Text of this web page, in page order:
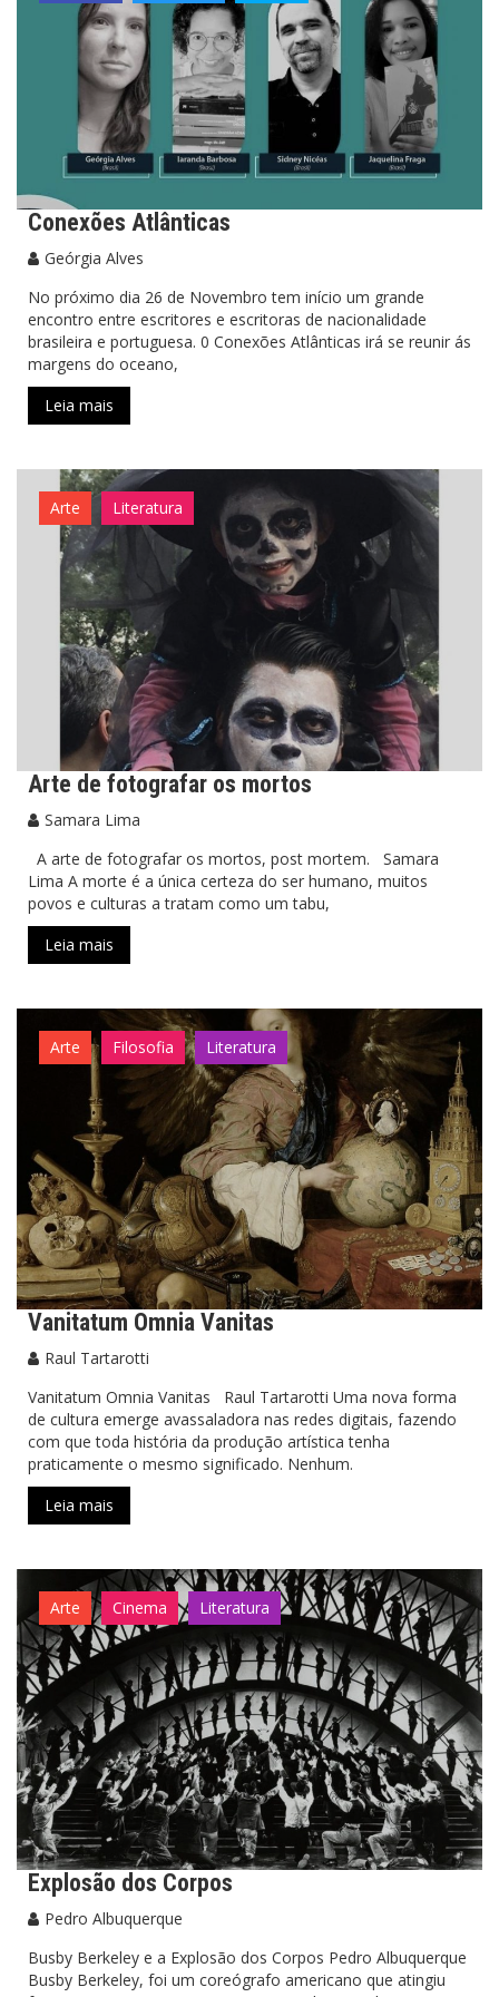
Conexões Atlânticas
Geórgia Alves
No próximo dia 26 de Novembro tem início um grande
encontro entre escritores e escritoras de nacionalidade
brasileira e portuguesa. 0 Conexões Atlânticas irá se reunir ás
margens do oceano,
Leia mais
Arte Literatura
Arte de fotografar os mortos
Samara Lima
A arte de fotografar os mortos, post mortem. Samara
Lima A morte é a única certeza do ser humano, muitos
povos e culturas a tratam como um tabu,
Leia mais
Arte Filosofia Literatura
Vanitatum Omnia Vanitas
Raul Tartarotti
Vanitatum Omnia Vanitas Raul Tartarotti Uma nova forma
de cultura emerge avassaladora nas redes digitais, fazendo
com que toda história da produção artística tenha
praticamente o mesmo significado. Nenhum.
Leia mais
Arte Cinema Literatura
Explosão dos Corpos
Pedro Albuquerque
Busby Berkeley e a Explosão dos Corpos Pedro Albuquerque
Busby Berkeley, foi um coreógrafo americano que atingiu